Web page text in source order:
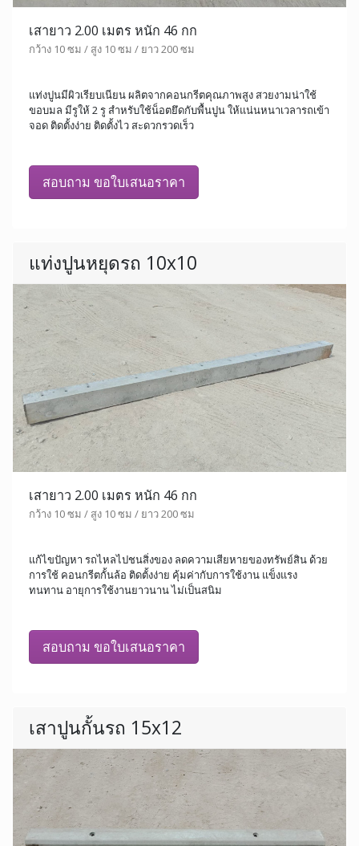
เสายาว 2.00 เมตร หนัก 46 กก
กว้าง 10 ซม / สูง 10 ซม / ยาว 200 ซม
แท่งปูนมีผิวเรียบเนียน ผลิตจากคอนกรีตคุณภาพสูง สวยงามน่าใช้
ขอบมล มีรูให้ 2 รู สำหรับใช้น็อตยึดกับพื้นปูน ให้แน่นหนาเวลารถเข้า
จอด ติดตั้งง่าย ติดตั้งไว สะดวกรวดเร็ว
สอบถาม ขอใบเสนอราคา
แท่งปูนหยุดรถ 10x10
เสายาว 2.00 เมตร หนัก 46 กก
กว้าง 10 ซม / สูง 10 ซม / ยาว 200 ซม
แก้ไขปัญหา รถไหลไปชนสิ่งของ ลดความเสียหายของทรัพย์สิน ด้วย
การใช้ คอนกรีตกั้นล้อ ติดตั้งง่าย คุ้มค่ากับการใช้งาน แข็งแรง
ทนทาน อายุการใช้งานยาวนาน ไม่เป็นสนิม
สอบถาม ขอใบเสนอราคา
เสาปูนกั้นรถ 15x12